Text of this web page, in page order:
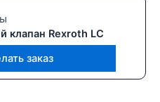
клапан Rexroth LC
заказ